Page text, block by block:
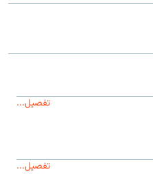
تفصیل...
تفصیل...